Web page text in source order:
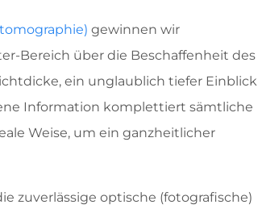
gewinnen wir
Bereich über die Beschaffenheit des
ein unglaublich tiefer Einblick
Information komplettiert sämtliche
Weise, um ein ganzheitlicher
zuverlässige optische (fotografische)